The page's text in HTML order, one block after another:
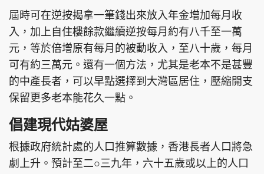
屆時可在逆按揭拿一筆錢出來放入年金增加每月收
入，加上自住樓餘款繼續逆按每月約有八千至一萬
元，等於倍增原有每月的被動收入，至八十歲，每月
可有約三萬元。還有一個方法，尤其是老本不是甚豐
的中產長者，可以早點選擇到大灣區居住，壓縮開支
保留更多老本能花久一點。
倡建現代姑婆屋
根據政府統計處的人口推算數據，香港長者人口將急
劇上升。預計至二○三九年，六十五歲或以上的人口